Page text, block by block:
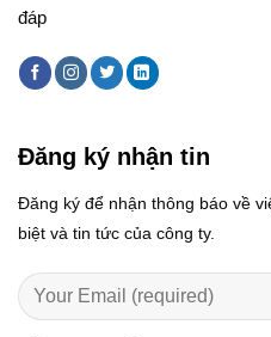
đáp
Đăng ký nhận tin
Đăng ký để nhận thông báo về
biệt và tin tức của công ty.